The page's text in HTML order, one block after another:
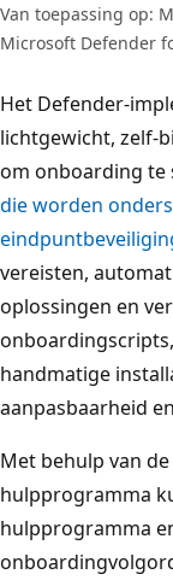
Van toepassing op:
Microsoft Defender
Het Defender-
lichtgewicht, zelf-
om onboarding
die worden
vereisten,
oplossingen en
handmatige
aanpasbaarheid
Met behulp van
hulpprogramma
hulpprogramma